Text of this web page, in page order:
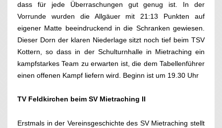
dass für jede Überraschungen gut genug ist. In der
Vorrunde wurden die Allgäuer mit 21:13 Punkten auf
eigener Matte beeindruckend in die Schranken gewiesen.
Dieser Dorn der klaren Niederlage sitzt noch tief beim TSV
Kottern, so dass in der Schulturnhalle in Mietraching ein
kampfstarkes Team zu erwarten ist, die dem Tabellenführer
einen offenen Kampf liefern wird. Beginn ist um 19.30 Uhr
TV Feldkirchen beim SV Mietraching II
Erstmals in der Vereinsgeschichte des SV Mietraching stellt